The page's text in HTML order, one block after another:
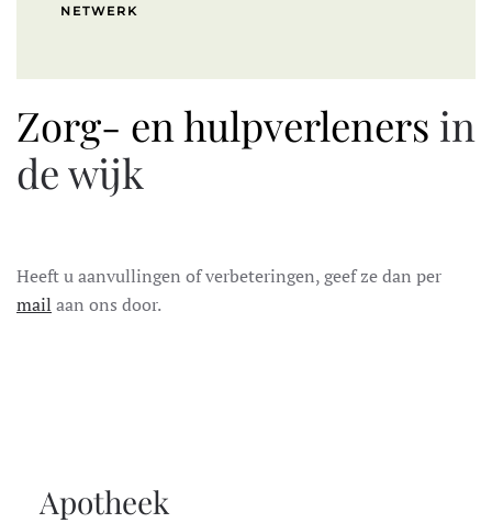
NETWERK
Zorg- en hulpverleners in
de wijk
Heeft u aanvullingen of verbeteringen, geef ze dan per
mail aan ons door.
Apotheek